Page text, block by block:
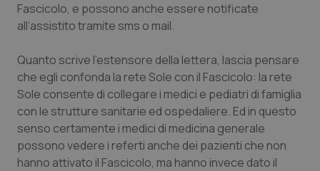
Quotidiano Cardiologia
Quotidiano Oncologia
Quotidiano Pediatria
Rene & patologie urogenitali
Fascicolo, e possono anche essere notificate
all’assistito tramite sms o mail.
Quanto scrive l’estensore della lettera, lascia pensare
che egli confonda la rete Sole con il Fascicolo: la rete
Sole consente di collegare i medici e pediatri di famiglia
con le strutture sanitarie ed ospedaliere. Ed in questo
senso certamente i medici di medicina generale
possono vedere i referti anche dei pazienti che non
hanno attivato il Fascicolo, ma hanno invece dato il